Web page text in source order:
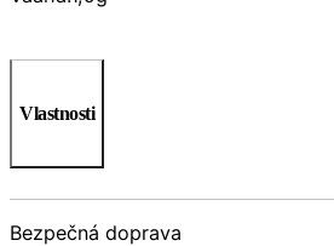
Vlastnosti
Bezpečná doprava